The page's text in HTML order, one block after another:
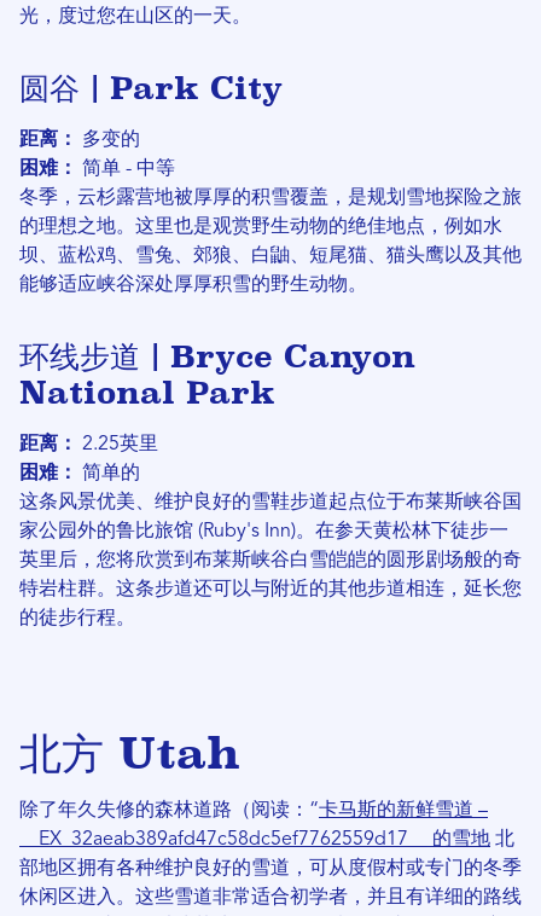
光，度过您在山区的一天。
圆谷 | Park City
距离：
多变的
困难：
简单 - 中等
冬季，云杉露营地被厚厚的积雪覆盖，是规划雪地探险之旅
的理想之地。这里也是观赏野生动物的绝佳地点，例如水
坝、蓝松鸡、雪兔、郊狼、白鼬、短尾猫、猫头鹰以及其他
能够适应峡谷深处厚厚积雪的野生动物。
环线步道 | Bryce Canyon
National Park
距离：
2.25英里
困难：
简单的
这条风景优美、维护良好的雪鞋步道起点位于布莱斯峡谷国
家公园外的鲁比旅馆 (Ruby's Inn)。在参天黄松林下徒步一
英里后，您将欣赏到布莱斯峡谷白雪皑皑的圆形剧场般的奇
特岩柱群。这条步道还可以与附近的其他步道相连，延长您
的徒步行程。
北方 Utah
除了年久失修的森林道路（阅读：“卡马斯的新鲜雪道 –
__EX_32aeab389afd47c58dc5ef7​​762559d17__ 的雪地 北
部地区拥有各种维护良好的雪道，可从度假村或专门的冬季
休闲区进入。这些雪道非常适合初学者，并且有详细的路线